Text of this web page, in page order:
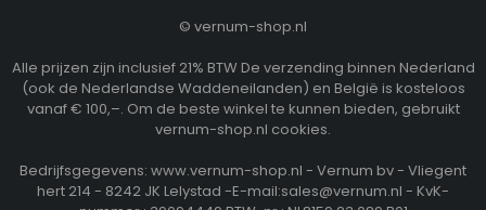
© vernum-shop.nl
Alle prijzen zijn inclusief 21% BTW De verzending binnen Nederland
(ook de Nederlandse Waddeneilanden) en België is kosteloos
vanaf € 100,–. Om de beste winkel te kunnen bieden, gebruikt
vernum-shop.nl cookies.
Bedrijfsgegevens: www.vernum-shop.nl - Vernum bv - Vliegent
hert 214 - 8242 JK Lelystad -E-mail:sales@vernum.nl - KvK-